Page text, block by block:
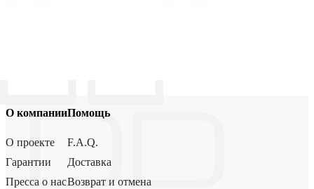
О компании
О проекте
Гарантии
Пресса о нас
Помощь
F.A.Q.
Доставка
Возврат и отмена